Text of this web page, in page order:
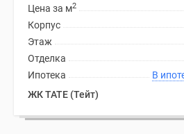
Цена за м2
Корпус
Этаж
Отделка
Ипотека
ЖК TATE (Тейт)